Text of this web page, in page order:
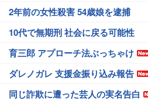
2年前の女性殺害 54歳娘を逮捕
10代で無期刑 社会に戻る可能性
育三郎 アプローチ法ぶっちゃけ
ダレノガレ 支援金振り込み報告
同じ詐欺に遭った芸人の実名告白